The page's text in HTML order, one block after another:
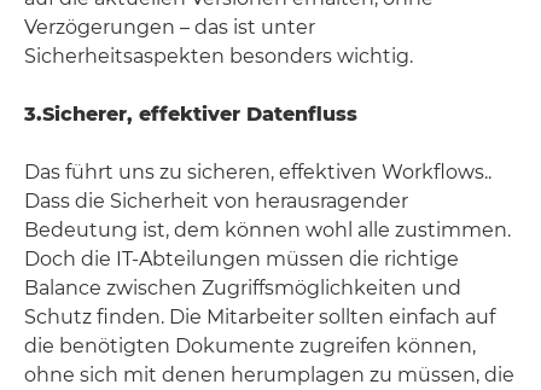
Verzögerungen – das ist unter
Sicherheitsaspekten besonders wichtig.
3.Sicherer, effektiver Datenfluss
Das führt uns zu sicheren, effektiven Workflows..
Dass die Sicherheit von herausragender
Bedeutung ist, dem können wohl alle zustimmen.
Doch die IT-Abteilungen müssen die richtige
Balance zwischen Zugriffsmöglichkeiten und
Schutz finden. Die Mitarbeiter sollten einfach auf
die benötigten Dokumente zugreifen können,
ohne sich mit denen herumplagen zu müssen, die